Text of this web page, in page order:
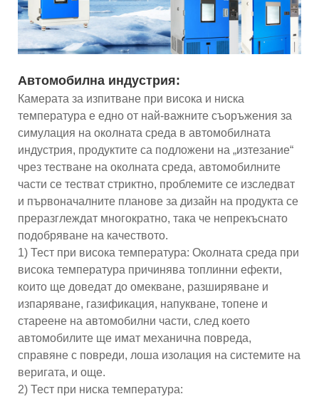
Автомобилна индустрия:
Камерата за изпитване при висока и ниска
температура е едно от най-важните съоръжения за
симулация на околната среда в автомобилната
индустрия, продуктите са подложени на „изтезание“
чрез тестване на околната среда, автомобилните
части се тестват стриктно, проблемите се изследват
и първоначалните планове за дизайн на продукта се
преразглеждат многократно, така че непрекъснато
подобряване на качеството.
1) Тест при висока температура: Околната среда при
висока температура причинява топлинни ефекти,
които ще доведат до омекване, разширяване и
изпаряване, газификация, напукване, топене и
стареене на автомобилни части, след което
автомобилите ще имат механична повреда,
справяне с повреди, лоша изолация на системите на
веригата, и още.
2) Тест при ниска температура: